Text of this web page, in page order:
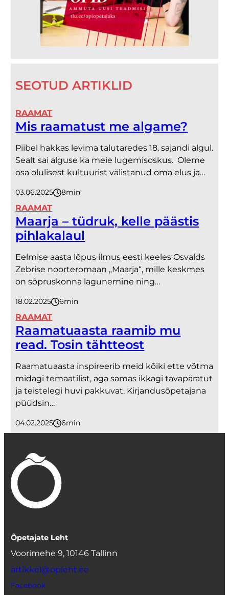
SEOTUD ARTIKLID
RAAMAT
Mis raamatust me algame?
Piibel hakkas levima talutaredes 18. sajandi algul.
Sealt sai alguse ka meie lugemisoskus. Oleme
osa olulisest kultuurist välistanud oma elus ja…
03.06.2025 8minutit
RAAMAT
Maarja – tüdruk, kelle päästis
pihlakalaul
Eelmise aasta lõpus ilmus eesti keeles Osvalds
Zebrise noorteromaan „Maarja“, mille keskmes
on sõpruskonna lagunemine ning…
18.02.2025 6minutit
RAAMAT
Raamatuaasta raamib mu
read. Tosin tähtteost
Raamatuaasta inspireerib meid kõiki ette võtma
midagi temaatilist, aga samas ikkagi tavapäratut
ja teistelegi huvi pakkuvat. Kirjandusõpetajana
püüdsin…
04.02.2025 6minutit
Õpetajate Leht
Voorimehe 9, 10146 Tallinn
artikkel@opleht.ee
Facebook